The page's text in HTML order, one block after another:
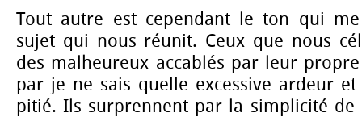
Tout autre est cependant le ton qui
sujet qui nous réunit. Ceux que nous
des malheureux accablés par leur
par je ne sais quelle excessive ardeur
pitié. Ils surprennent par la simplicité